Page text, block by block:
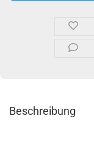
Beschreibung